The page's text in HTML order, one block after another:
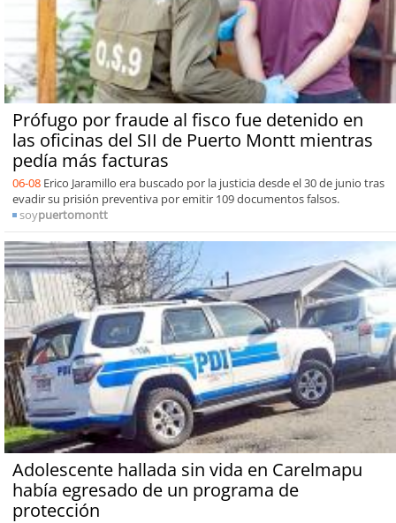
Prófugo por fraude al fisco fue detenido en
las oficinas del SII de Puerto Montt mientras
pedía más facturas
06-08 Erico Jaramillo era buscado por la justicia desde el 30 de junio tras
evadir su prisión preventiva por emitir 109 documentos falsos.
soypuertomontt
Adolescente hallada sin vida en Carelmapu
había egresado de un programa de
protección